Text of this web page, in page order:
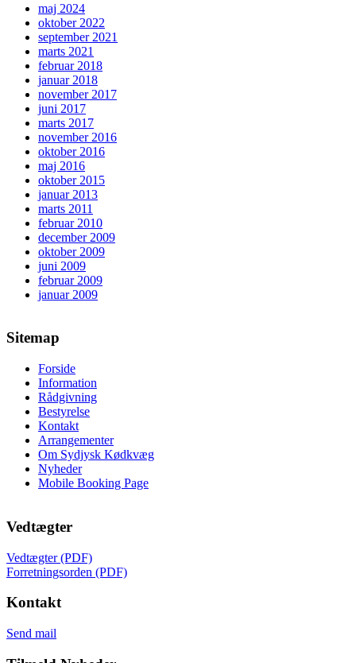
maj 2024
oktober 2022
september 2021
marts 2021
februar 2018
januar 2018
november 2017
juni 2017
marts 2017
november 2016
oktober 2016
maj 2016
oktober 2015
januar 2013
marts 2011
februar 2010
december 2009
oktober 2009
juni 2009
februar 2009
januar 2009
Sitemap
Forside
Information
Rådgivning
Bestyrelse
Kontakt
Arrangementer
Om Sydjysk Kødkvæg
Nyheder
Mobile Booking Page
Vedtægter
Vedtægter (PDF)
Forretningsorden (PDF)
Kontakt
Send mail